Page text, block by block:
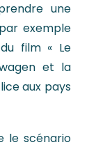
une
exemple
film « Le
et la
aux pays
le scénario